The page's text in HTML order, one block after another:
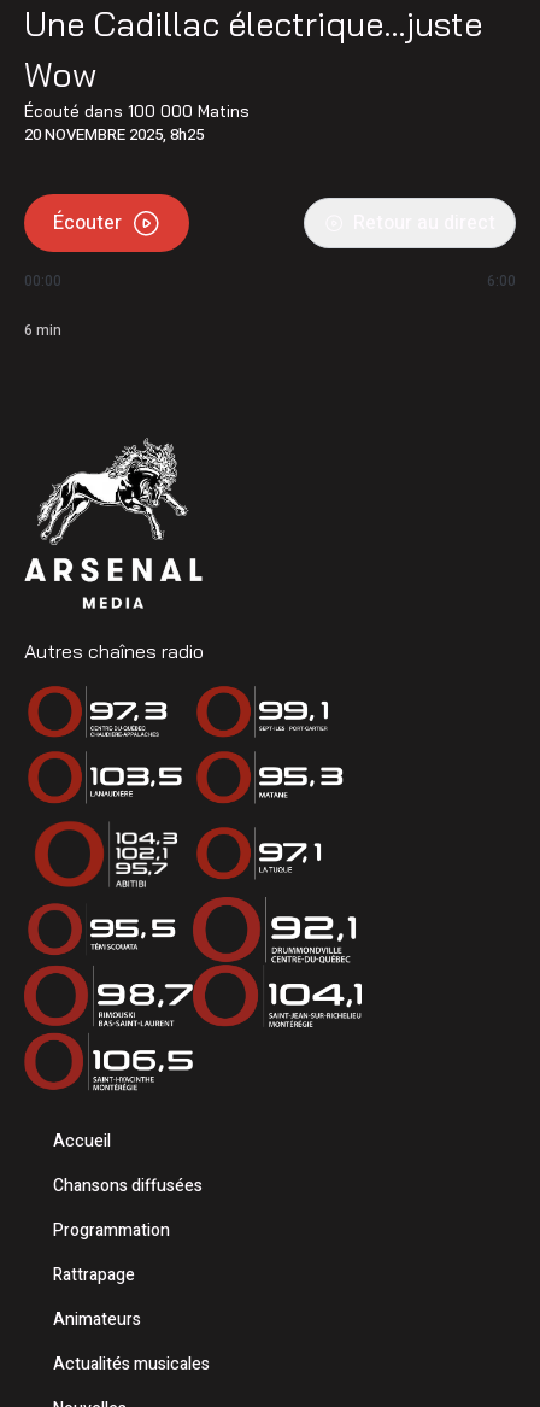
Une Cadillac électrique…juste
Wow
Écouté dans 100 000 Matins
20 NOVEMBRE 2025, 8h25
Écouter
00:00 6:00
6 min
Autres chaînes radio
Accueil
Chansons diffusées
Programmation
Rattrapage
Animateurs
Actualités musicales